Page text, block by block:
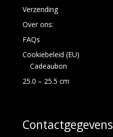
Verzending
Over ons:
FAQs
Cookiebeleid (EU)
Cadeaubon
25.0 – 25.5 cm
Contactgegevens